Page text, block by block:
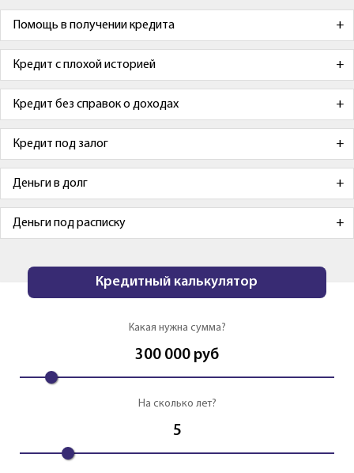
Помощь в получении кредита
Кредит с плохой историей
Кредит без справок о доходах
Кредит под залог
Деньги в долг
Деньги под расписку
Кредитный калькулятор
Какая нужна сумма?
300 000 руб
На сколько лет?
5